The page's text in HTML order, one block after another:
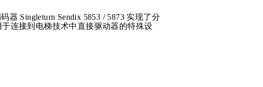
器 Singleturn Sendix 5853 / 5873 实现了分
连接到电梯技术中直接驱动器的特殊设